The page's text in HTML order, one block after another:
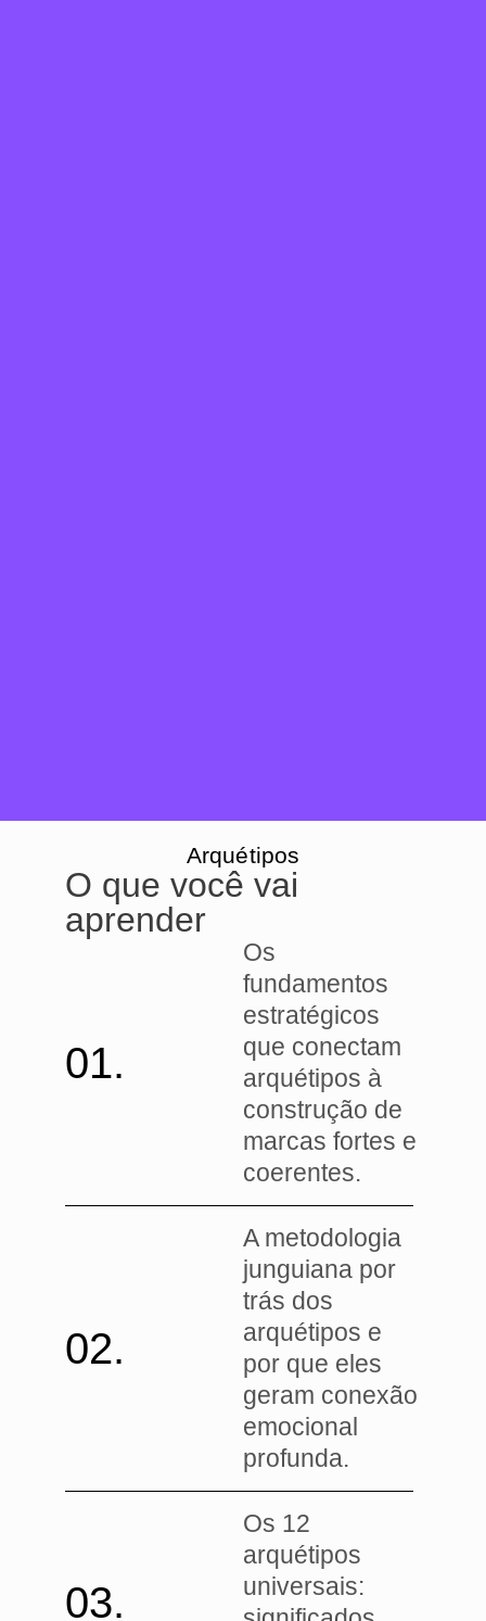
Arquétipos
O que você vai
aprender
01.
Os
fundamentos
estratégicos
que conectam
arquétipos à
construção de
marcas fortes e
coerentes.
02.
A metodologia
junguiana por
trás dos
arquétipos e
por que eles
geram conexão
emocional
profunda.
03.
Os 12
arquétipos
universais: